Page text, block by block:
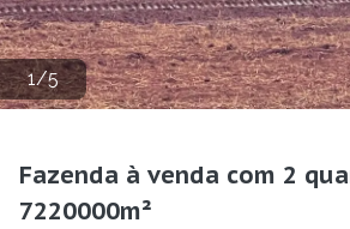
1/5
Fazenda à venda com 2
7220000m²